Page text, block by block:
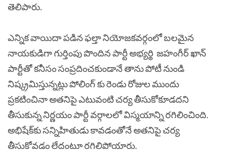
తెలిపారు.
ఎన్నిక వాయిదా పడినఫల్తా నియోజకవర్గంలో బలమైన
నాయకుడిగా గుర్తింపు పొందిన పార్టీ అభ్యర్థి జహంగీర్ ఖాన్‌
పార్టీతో కనీసం సంప్రదించకుండానే తాను పోటీ నుండి
నిష్క్రమిస్తున్నట్లు పోలింగ్ కు రెండు రోజుల ముందు
ప్రకటించినా అతనిపై ఎటువంటి చర్య తీసుకోకూడదని
తీసుకున్న నిర్ణయం పార్టీ వర్గాలలో విస్మయాన్ని రగిలించింది.
అభిషేక్‌కు సన్నిహితుడు కావడంతోనే అతనిపై చర్య
తీసుకోవడం లేదంటూ రగిలిపోయారు.